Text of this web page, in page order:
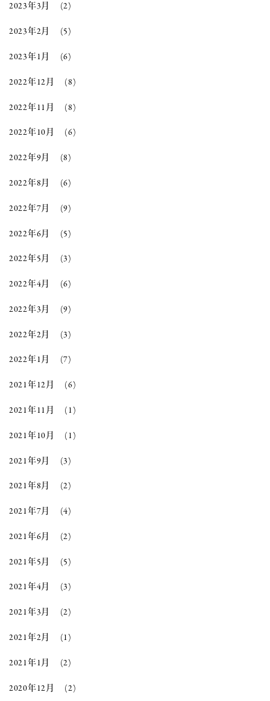
2023年3月 (2)
2023年2月 (5)
2023年1月 (6)
2022年12月 (8)
2022年11月 (8)
2022年10月 (6)
2022年9月 (8)
2022年8月 (6)
2022年7月 (9)
2022年6月 (5)
2022年5月 (3)
2022年4月 (6)
2022年3月 (9)
2022年2月 (3)
2022年1月 (7)
2021年12月 (6)
2021年11月 (1)
2021年10月 (1)
2021年9月 (3)
2021年8月 (2)
2021年7月 (4)
2021年6月 (2)
2021年5月 (5)
2021年4月 (3)
2021年3月 (2)
2021年2月 (1)
2021年1月 (2)
2020年12月 (2)